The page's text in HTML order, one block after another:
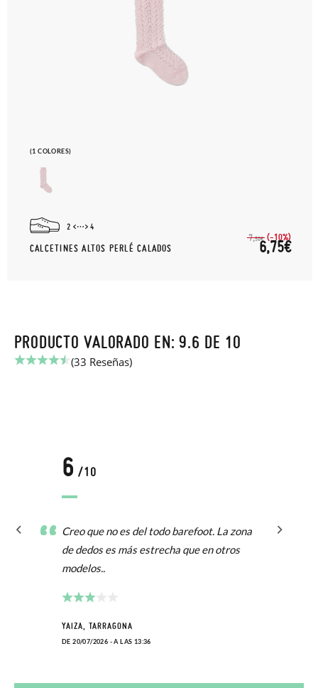
(1 COLORES)
2 4
CALCETINES ALTOS PERLÉ CALADOS
7,50€ (-10%)
6,75€
PRODUCTO VALORADO EN: 9.6 DE 10
(33 Reseñas)
6 /10
Creo que no es del todo barefoot. La zona
de dedos es más estrecha que en otros
modelos..
YAIZA, TARRAGONA
DE 20/07/2026 - A LAS 13:36